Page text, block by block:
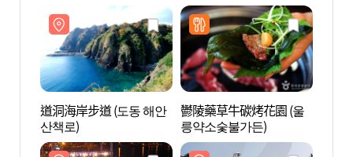
道洞海岸步道 (도동 해안
산책로)
鬱陵藥草牛碳烤花園 (울
릉약소숯불가든)